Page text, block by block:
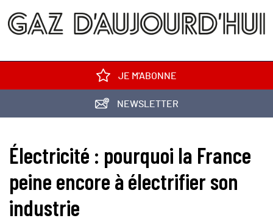
JE M'ABONNE
NEWSLETTER
Électricité : pourquoi la France
peine encore à électrifier son
industrie